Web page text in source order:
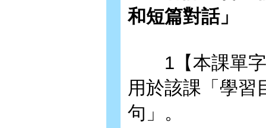
和短篇對話」
1【本課單字
用於該課「學習
句」。